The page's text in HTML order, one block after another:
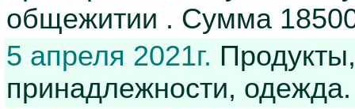
общежитии . Cумма
5 апреля 2021г.
принадлежности,